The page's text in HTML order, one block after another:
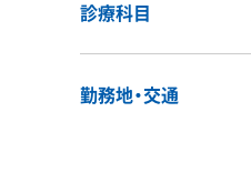
診療科目
勤務地・交通